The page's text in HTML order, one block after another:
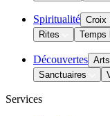
Spiritualité Croix
Rites
Temps
Découvertes Arts
Sanctuaires
Services